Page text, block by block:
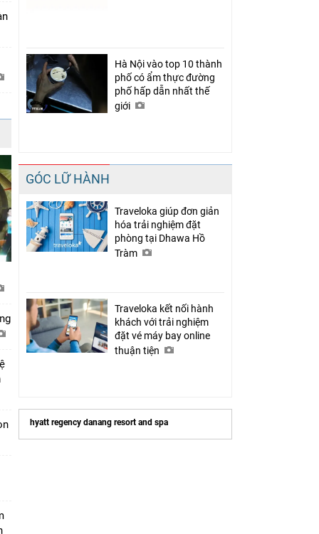
Hà Nội vào top 10 thành
phố có ẩm thực đường
phố hấp dẫn nhất thế
giới
GÓC LỮ HÀNH
Traveloka giúp đơn giản
hóa trải nghiệm đặt
phòng tại Dhawa Hồ
Tràm
Traveloka kết nối hành
khách với trải nghiệm
đặt vé máy bay online
thuận tiện
hyatt regency danang resort and spa